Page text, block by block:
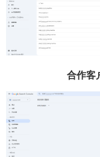
合作客